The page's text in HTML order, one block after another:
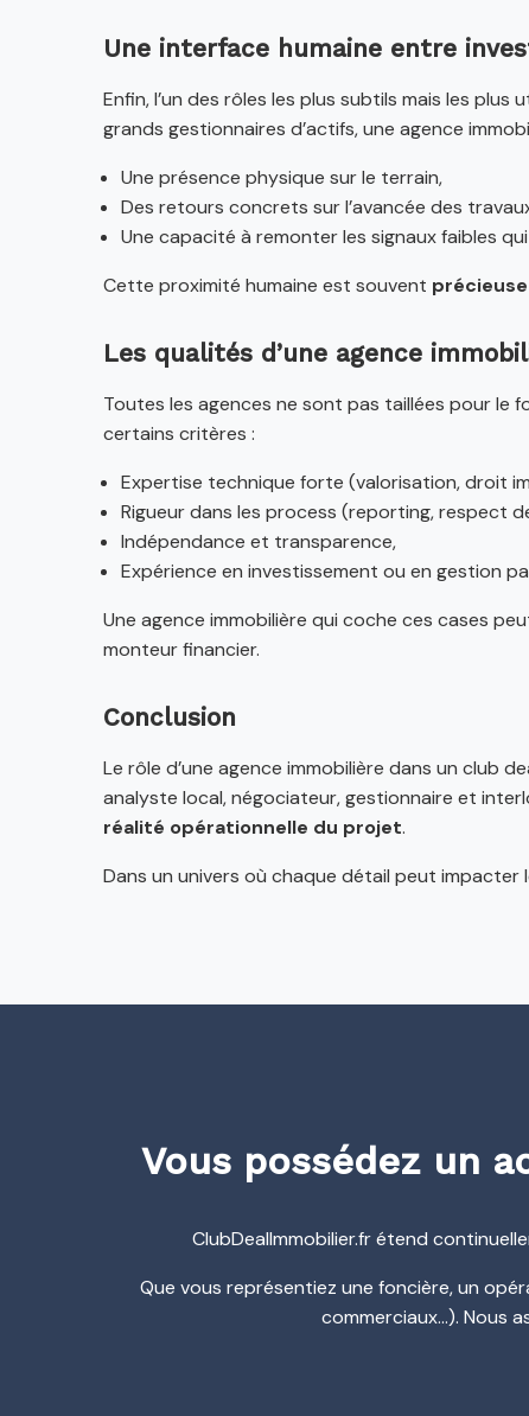
Une interface humaine entre
Enfin, l’un des rôles les plus subtils mais les plus
grands gestionnaires d’actifs, une agence
Une présence physique sur le terrain,
Des retours concrets sur l’avancée des
Une capacité à remonter les signaux faibles
Cette proximité humaine est souvent
Les qualités d’une agence
Toutes les agences ne sont pas taillées pour le
certains critères :
Expertise technique forte (valorisation, droit
Rigueur dans les process (reporting, respect
Indépendance et transparence,
Expérience en investissement ou en gestion
Une agence immobilière qui coche ces cases
monteur financier.
Conclusion
Le rôle d’une agence immobilière dans un club
analyste local, négociateur, gestionnaire et
réalité opérationnelle du projet.
Dans un univers où chaque détail peut impacter
Vous possédez un
ClubDealImmobilier.fr étend
Que vous représentiez une foncière, un
commerciaux…). Nous